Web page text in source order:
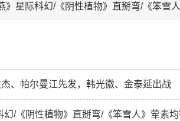
、帕尔曼江先发，韩光徽、金泰延出战
/《阴性植物》直掰弯/《笨雪人》荤素均